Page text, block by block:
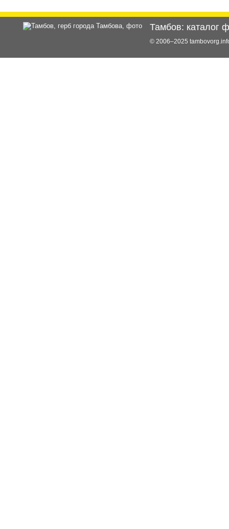
Тамбов: каталог
© 2006–2025